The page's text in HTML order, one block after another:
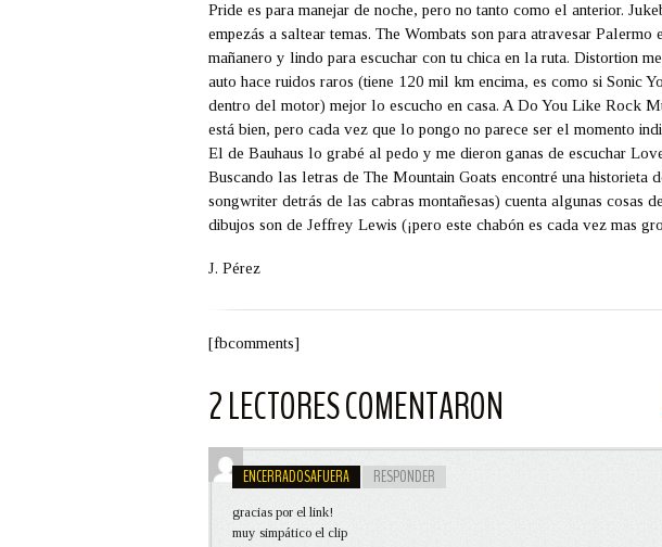
Pride es para manejar de noche, pero no tanto como el anterior.
empezás a saltear temas. The Wombats son para atravesar Palermo
mañanero y lindo para escuchar con tu chica en la ruta. Distortion
auto hace ruidos raros (tiene 120 mil km encima, es como si Sonic
dentro del motor) mejor lo escucho en casa. A Do You Like Rock
está bien, pero cada vez que lo pongo no parece ser el momento
El de Bauhaus lo grabé al pedo y me dieron ganas de escuchar
Buscando las letras de The Mountain Goats encontré una historieta
songwriter detrás de las cabras montañesas) cuenta algunas cosas
dibujos son de Jeffrey Lewis (¡pero este chabón es cada vez mas
J. Pérez
[fbcomments]
2 LECTORES COMENTARON
ENCERRADOSAFUERA RESPONDER
gracias por el link!
muy simpático el clip